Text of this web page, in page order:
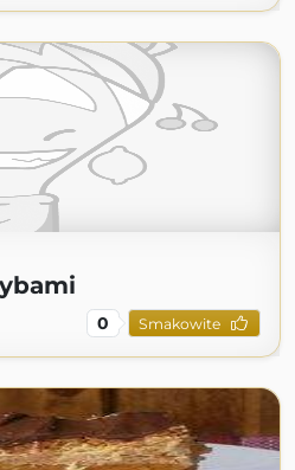
0 Smakowite